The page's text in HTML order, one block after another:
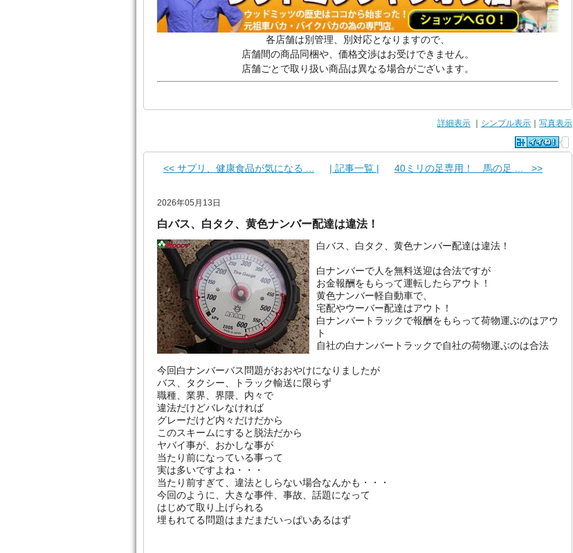
各店舗は別管理、別対応となりますので、
店舗間の商品同梱や、価格交渉はお受けできません。
店舗ごとで取り扱い商品は異なる場合がございます。
詳細表示 シンプル表示 写真表示
<< サプリ、健康食品が気になる ... | 記事一覧 | 40ミリの足専用！ 馬の足 ... >>
2026年05月13日
白バス、白タク、黄色ナンバー配達は違法！
白バス、白タク、黄色ナンバー配達は違法！
白ナンバーで人を無料送迎は合法ですが
お金報酬をもらって運転したらアウト！
黄色ナンバー軽自動車で、
宅配やウーバー配達はアウト！
白ナンバートラックで報酬をもらって荷物運ぶのはアウ
ト
自社の白ナンバートラックで自社の荷物運ぶのは合法
今回白ナンバーバス問題がおおやけになりましたが
バス、タクシー、トラック輸送に限らず
職種、業界、界隈、内々で
違法だけどバレなければ
グレーだけど内々だけだから
このスキームにすると脱法だから
ヤバイ事が、おかしな事が
当たり前になっている事って
実は多いですよね・・・
当たり前すぎて、違法としらない場合なんかも・・・
今回のように、大きな事件、事故、話題になって
はじめて取り上げられる
埋もれてる問題はまだまだいっぱいあるはず